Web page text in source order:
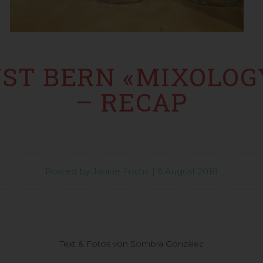
BERN
– RECAP
Posted by Janine Fuchs | 6 August 2018
Text & Fotos von Sombra González